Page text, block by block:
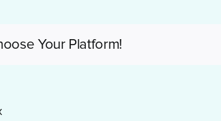
Your Platform!